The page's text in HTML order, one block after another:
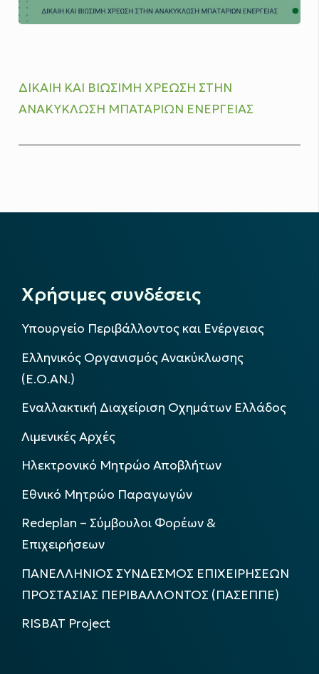
ΔΙΚΑΙΗ ΚΑΙ ΒΙΩΣΙΜΗ ΧΡΕΩΣΗ ΣΤΗΝ
ΑΝΑΚΥΚΛΩΣΗ ΜΠΑΤΑΡΙΩΝ ΕΝΕΡΓΕΙΑΣ
Χρήσιμες συνδέσεις
Υπουργείο Περιβάλλοντος και Ενέργειας
Ελληνικός Οργανισμός Ανακύκλωσης
(Ε.Ο.ΑΝ.)
Εναλλακτική Διαχείριση Οχημάτων Ελλάδος
Λιμενικές Αρχές
Ηλεκτρονικό Μητρώο Αποβλήτων
Εθνικό Μητρώο Παραγωγών
Redeplan – Σύμβουλοι Φορέων &
Επιχειρήσεων
ΠΑΝΕΛΛΗΝΙΟΣ ΣΥΝΔΕΣΜΟΣ ΕΠΙΧΕΙΡΗΣΕΩΝ
ΠΡΟΣΤΑΣΙΑΣ ΠΕΡΙΒΑΛΛΟΝΤΟΣ (ΠΑΣΕΠΠΕ)
RISBAT Project